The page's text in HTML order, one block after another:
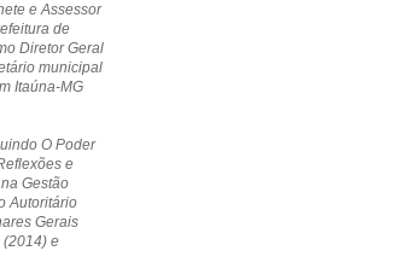
e Assessor
de
Diretor Geral
municipal
Itaúna-MG
O Poder
e
Gestão
Autoritário
Gerais
(2014) e